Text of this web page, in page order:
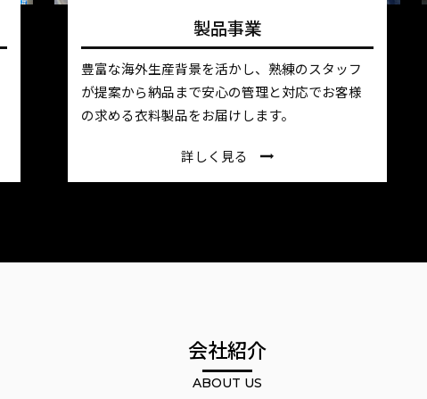
製品事業
豊富な海外生産背景を活かし、熟練のスタッフ
が提案から納品まで安心の管理と対応でお客様
の求める衣料製品をお届けします。
詳しく見る
会社紹介
ABOUT US